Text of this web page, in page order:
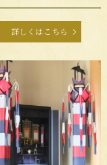
詳しくはこちら